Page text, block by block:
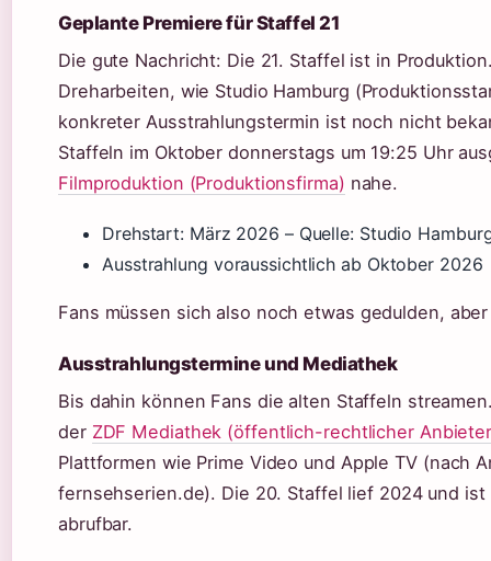
Geplante Premiere für Staffel 21
Die gute Nachricht: Die 21. Staffel ist in
Dreharbeiten, wie Studio Hamburg
konkreter Ausstrahlungstermin ist noch nicht
Staffeln im Oktober donnerstags um 19:25 Uhr
Filmproduktion (Produktionsfirma) nahe.
Drehstart: März 2026 – Quelle: Studio
Ausstrahlung voraussichtlich ab Oktober 2026
Fans müssen sich also noch etwas gedulden,
Ausstrahlungstermine und Mediathek
Bis dahin können Fans die alten Staffeln
der ZDF Mediathek (öffentlich-rechtlicher
Plattformen wie Prime Video und Apple TV (nach
fernsehserien.de). Die 20. Staffel lief 2024 und
abrufbar.